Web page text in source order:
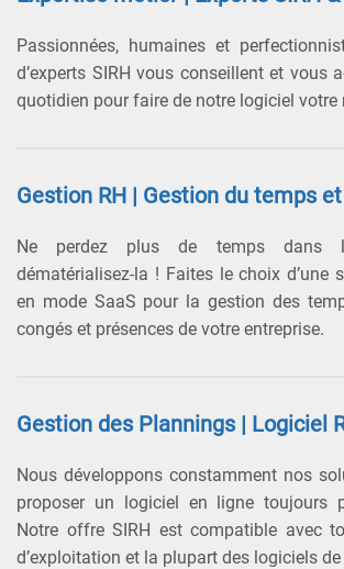
Passionnées, humaines et
d’experts SIRH vous conseillent et vous
quotidien pour faire de notre logiciel votre
Gestion RH | Gestion du temps
Ne perdez plus de temps dans
dématérialisez-la ! Faites le choix d’une
en mode SaaS pour la gestion des
congés et présences de votre entreprise.
Gestion des Plannings | Logiciel
Nous développons constamment nos
proposer un logiciel en ligne toujours
Notre offre SIRH est compatible avec
d’exploitation et la plupart des logiciels de